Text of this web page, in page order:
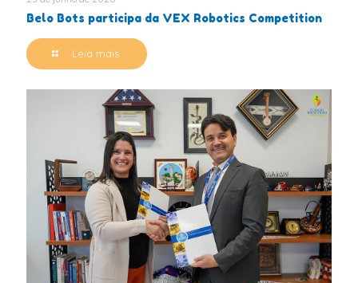
Belo Bots participa da VEX Robotics Competition
Leia mais